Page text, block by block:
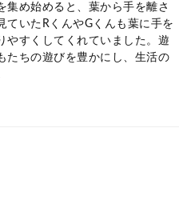
集め始めると、葉から手を離さ
ていたRくんやGくんも葉に手を
すくしてくれていました。 遊
たちの遊びを豊かにし、生活の